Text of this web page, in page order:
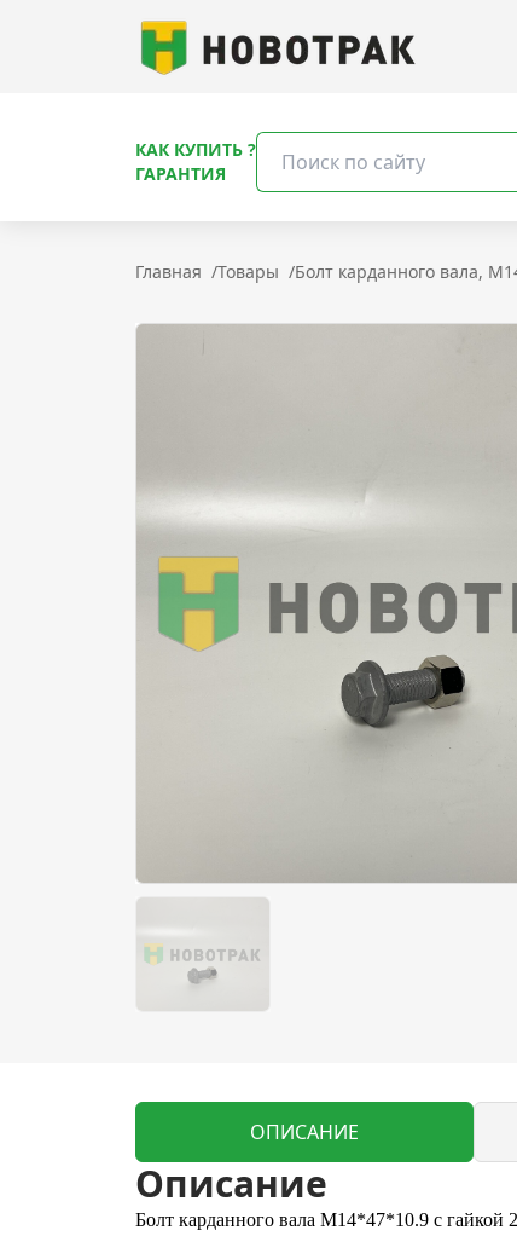
КАК КУПИТЬ ?
ГАРАНТИЯ
Главная /Товары /Болт карданного вала,
ОПИСАНИЕ
Описание
Болт карданного вала M14*47*10.9 с гайкой